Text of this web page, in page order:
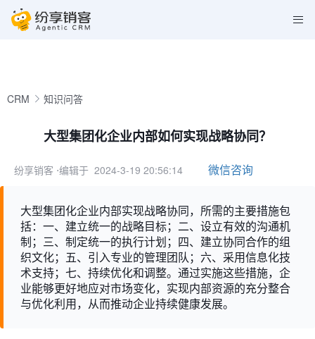
CRM 知识问答
大型集团化企业内部如何实现战略协同？
纷享销客 ⋅编辑于 2024-3-19 20:56:14 微信咨询
大型集团化企业内部实现战略协同，所需的主要措施包
括：一、建立统一的战略目标；二、设立有效的沟通机
制；三、制定统一的执行计划；四、建立协同合作的组
织文化；五、引入专业的管理团队；六、采用信息化技
术支持；七、持续优化和调整。通过实施这些措施，企
业能够更好地应对市场变化，实现内部资源的充分整合
与优化利用，从而推动企业持续健康发展。